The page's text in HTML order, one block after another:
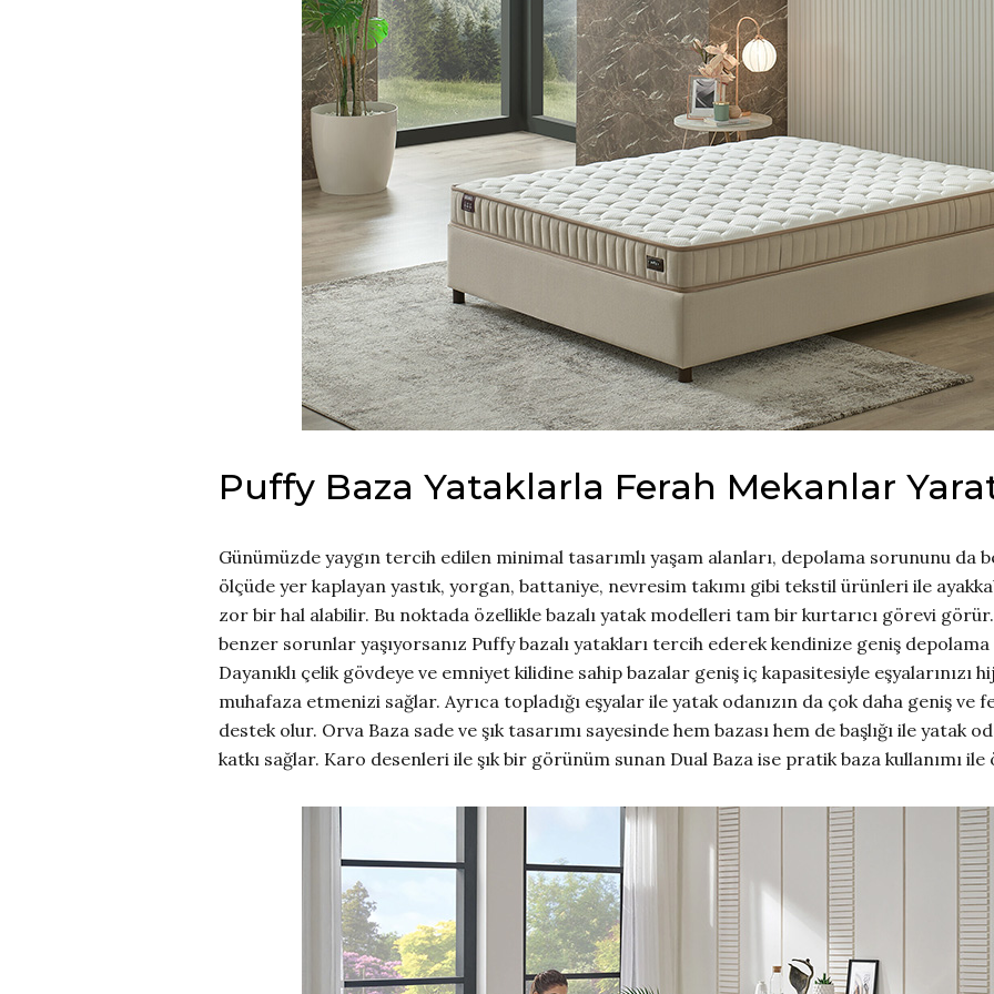
Puffy Baza Yataklarla Ferah Mekanlar
Günümüzde yaygın tercih edilen minimal tasarımlı yaşam alanları, depolama sorununu
ölçüde yer kaplayan yastık, yorgan, battaniye, nevresim takımı gibi tekstil ürünleri ile
zor bir hal alabilir. Bu noktada özellikle bazalı yatak modelleri tam bir kurtarıcı görevi görür.
benzer sorunlar yaşıyorsanız Puffy bazalı yatakları tercih ederek kendinize geniş
Dayanıklı çelik gövdeye ve emniyet kilidine sahip bazalar geniş iç kapasitesiyle eşyalarınızı
muhafaza etmenizi sağlar. Ayrıca topladığı eşyalar ile yatak odanızın da çok daha geniş ve
destek olur. Orva Baza sade ve şık tasarımı sayesinde hem bazası hem de başlığı ile yatak
katkı sağlar. Karo desenleri ile şık bir görünüm sunan Dual Baza ise pratik baza kullanımı ile